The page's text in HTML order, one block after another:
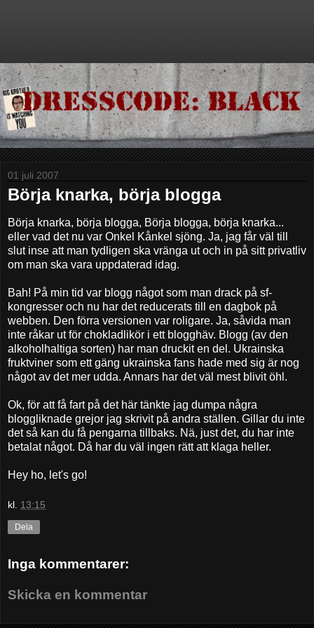
01 juli 2007
Börja knarka, börja blogga
Börja knarka, börja blogga, Börja blogga, börja knarka...
eller vad det nu var Onkel Kånkel sjöng. Ja, jag får väl till
slut inse att man tydligen ska vränga ut och in på sitt privatliv
om man ska vara uppdaterad idag.
Bah! På min tid var blogg något som man drack på sf-
kongresser och nu har det reducerats till en dagbok på
webben. Den förra versionen var roligare. Ja, såvida man
inte råkar ut för chokladlikör i ett blogghäv. Blogg (av den
alkoholhaltiga sorten) har man druckit en del. Ukrainska
fruktviner som ett gäng ukrainska fans hade med sig är nog
något av det mer udda. Annars har det väl mest blivit öhl.
Ok, för att få fart på det här tänkte jag dumpa några
bloggliknade grejor jag skrivit på andra ställen. Gillar du inte
det så kan du få pengarna tillbaks. Nä, just det, du har inte
betalat något. Då har du väl ingen rätt att klaga heller.
Hey ho, let's go!
kl. 13:15
Dela
Inga kommentarer:
Skicka en kommentar